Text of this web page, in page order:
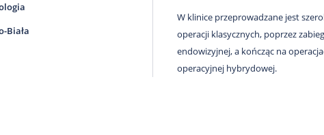
Biała
W klinice przeprowadzane jest
operacji klasycznych, poprzez
endowizyjnej, a kończąc na
operacyjnej hybrydowej.